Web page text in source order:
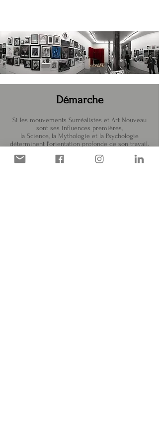
Démarche
Si les mouvements Surréalistes et Art Nouveau
sont ses influences premières,
la Science, la Mythologie et la Psychologie
déterminent l'orientation profonde de son travail.
le rêveur et lui conte des histoires, en plus